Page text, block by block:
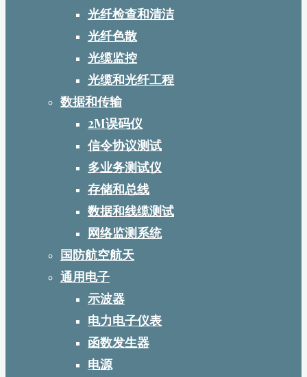
光纤检查和清洁
光纤色散
光缆监控
光缆和光纤工程
数据和传输
2M误码仪
信令协议测试
多业务测试仪
存储和总线
数据和线缆测试
网络监测系统
国防航空航天
通用电子
示波器
电力电子仪表
函数发生器
电源